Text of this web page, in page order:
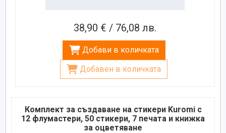
38,90 € / 76,08 лв.
Добави в количката
Добавен в количката
Комплект за създаване на стикери Kuromi с
12 флумастери, 50 стикери, 7 печата и книжка
за оцветяване